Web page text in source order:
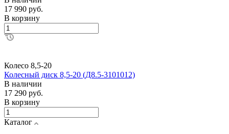
17 990 руб.
В корзину
Колесо 8,5-20
Колесный диск 8,5-20 (Д8.5-3101012)
В наличии
17 290 руб.
В корзину
Каталог